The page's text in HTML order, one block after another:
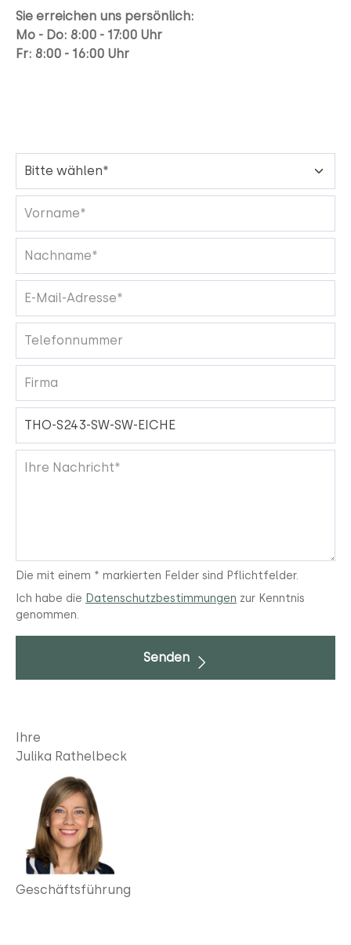
Sie erreichen uns persönlich:
Mo - Do: 8:00 - 17:00 Uhr
Fr: 8:00 - 16:00 Uhr
Die mit einem * markierten Felder sind Pflichtfelder.
Ich habe die Datenschutzbestimmungen zur Kenntnis
genommen.
Senden
Ihre
Julika Rathelbeck
Geschäftsführung